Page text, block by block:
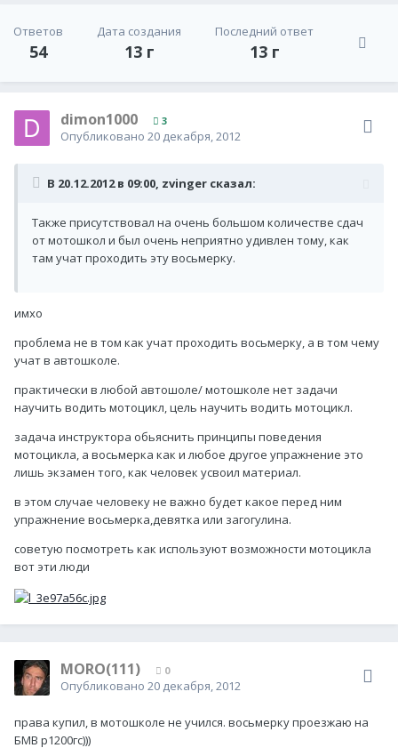
Ответов
54
Дата создания
13 г
Последний ответ
13 г
dimon1000 3
Опубликовано 20 декабря, 2012
В 20.12.2012 в 09:00, zvinger сказал:
Также присутствовал на очень большом количестве сдач
от мотошкол и был очень неприятно удивлен тому, как
там учат проходить эту восьмерку.
имхо
проблема не в том как учат проходить восьмерку, а в том чему
учат в автошколе.
практически в любой автошоле/ мотошколе нет задачи
научить водить мотоцикл, цель научить водить мотоцикл.
задача инструктора обьяснить принципы поведения
мотоцикла, а восьмерка как и любое другое упражнение это
лишь экзамен того, как человек усвоил материал.
в этом случае человеку не важно будет какое перед ним
упражнение восьмерка,девятка или загогулина.
советую посмотреть как используют возможности мотоцикла
вот эти люди
MORO(111) 0
Опубликовано 20 декабря, 2012
права купил, в мотошколе не учился. восьмерку проезжаю на
БМВ р1200гс)))